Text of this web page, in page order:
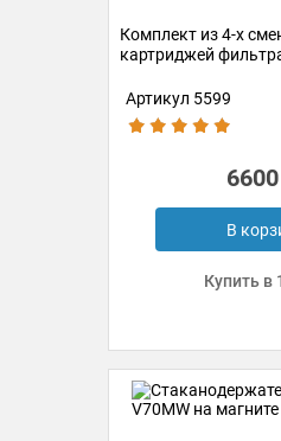
Комплект из 4-х
картриджей
Артикул 5599
6600
В
Купить в